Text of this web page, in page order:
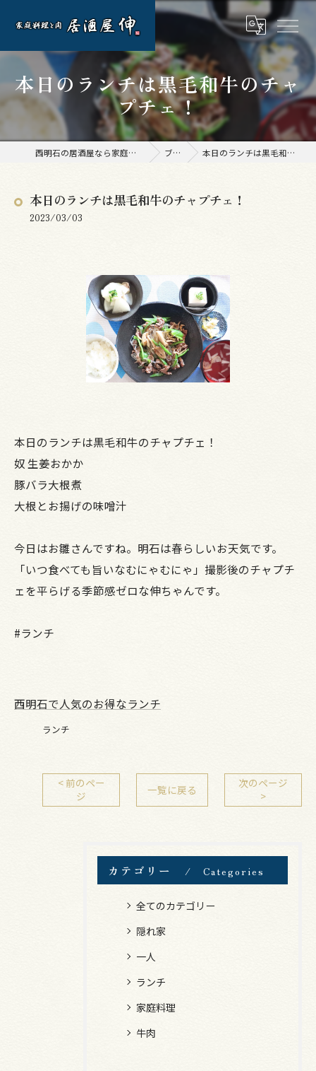
本日のランチは黒毛和牛のチャ
プチェ！
西明石の居酒屋なら家庭料理と肉 居酒屋 伸 ブログ 本日のランチは黒毛和牛のチャプチェ！
本日のランチは黒毛和牛のチャプチェ！
2023/03/03
本日のランチは黒毛和牛のチャプチェ！
奴 生姜おかか
豚バラ大根煮
大根とお揚げの味噌汁
今日はお雛さんですね。明石は春らしいお天気です。
「いつ食べても旨いなむにゃむにゃ」撮影後のチャプチ
ェを平らげる季節感ゼロな伸ちゃんです。
#ランチ
西明石で人気のお得なランチ
ランチ
< 前のペー
ジ
一覧に戻る
次のページ
>
カテゴリー Categories
全てのカテゴリー
隠れ家
一人
ランチ
家庭料理
牛肉